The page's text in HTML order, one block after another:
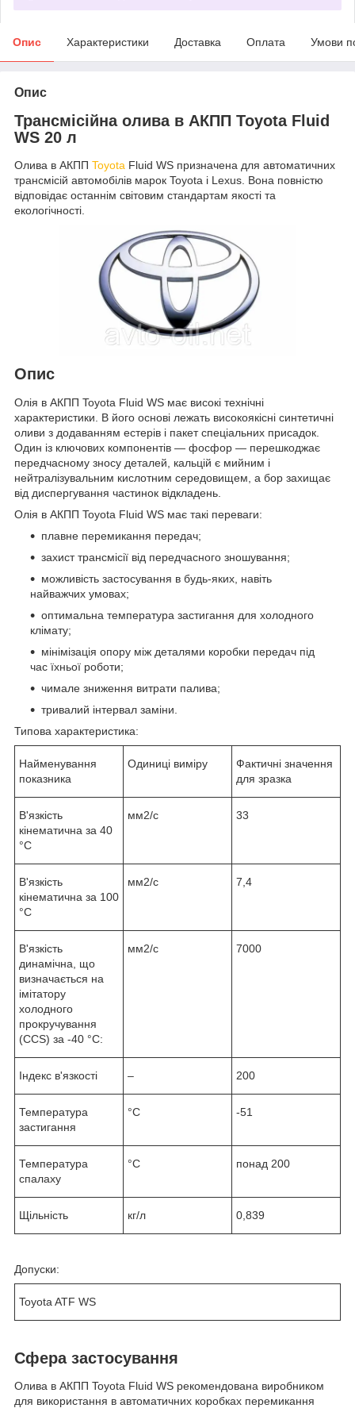
Опис Характеристики Доставка Оплата Умови
Опис
Трансмісійна олива в АКПП Toyota Fluid
WS 20 л
Олива в АКПП Toyota Fluid WS призначена для автоматичних
трансмісій автомобілів марок Toyota і Lexus. Вона повністю
відповідає останнім світовим стандартам якості та
екологічності.
Опис
Олія в АКПП Toyota Fluid WS має високі технічні
характеристики. В його основі лежать високоякісні синтетичні
оливи з додаванням естерів і пакет спеціальних присадок.
Один із ключових компонентів — фосфор — перешкоджає
передчасному зносу деталей, кальцій є мийним і
нейтралізувальним кислотним середовищем, а бор захищає
від диспергування частинок відкладень.
Олія в АКПП Toyota Fluid WS має такі переваги:
плавне перемикання передач;
захист трансмісії від передчасного зношування;
можливість застосування в будь-яких, навіть
найважчих умовах;
оптимальна температура застигання для холодного
клімату;
мінімізація опору між деталями коробки передач під
час їхньої роботи;
чимале зниження витрати палива;
тривалий інтервал заміни.
Типова характеристика:
Найменування
показника
Одиниці виміру
Фактичні значення
для зразка
В'язкість
кінематична за 40
°C
мм2/с 33
В'язкість
кінематична за 100
°C
мм2/с 7,4
В'язкість
динамічна, що
визначається на
імітатору
холодного
прокручування
(CCS) за -40 °C:
мм2/с 7000
Індекс в'язкості – 200
Температура
застигання
°C -51
Температура
спалаху
°C понад 200
Щільність кг/л 0,839
Допуски:
Toyota ATF WS
Сфера застосування
Олива в АКПП Toyota Fluid WS рекомендована виробником
для використання в автоматичних коробках перемикання